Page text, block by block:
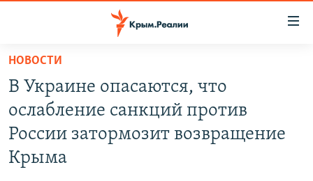
Вернуться
основному
содержанию
Вернутся
главной
СПЕЦПРОЕКТЫ
ВОДА
ИСТОРИЯ
НОВОСТИ
В Украине опасаются, что
ослабление санкций против
России затормозит возвращение
Крыма